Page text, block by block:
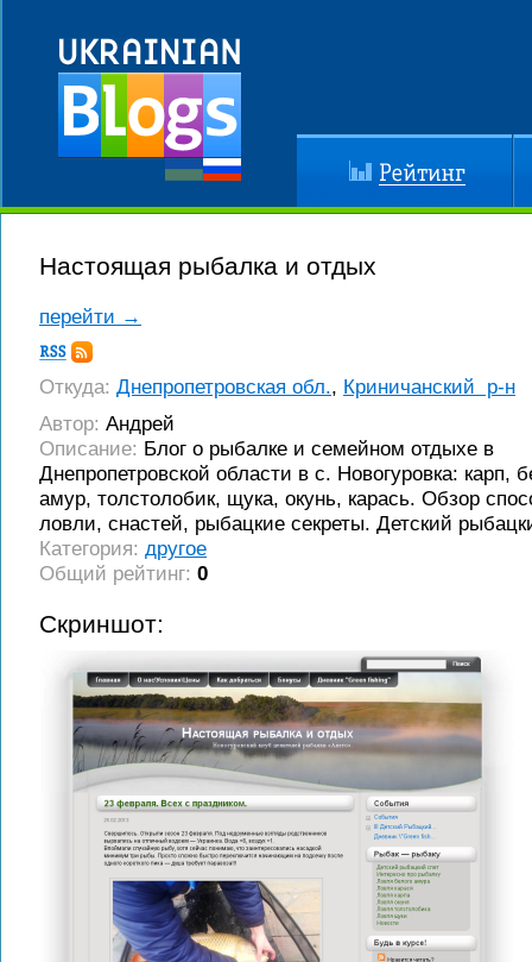
Рейтинг
Настоящая рыбалка и отдых
перейти →
Подписка
Откуда: Днепропетровская обл., Криничанский р-н
Автор: Андрей
Описание: Блог о рыбалке и семейном отдыхе в
Днепропетровской области в с. Новогуровка: карп,
амур, толстолобик, щука, окунь, карась. Обзор
ловли, снастей, рыбацкие секреты. Детский
Категория: другое
Общий рейтинг: 0
Скриншот: